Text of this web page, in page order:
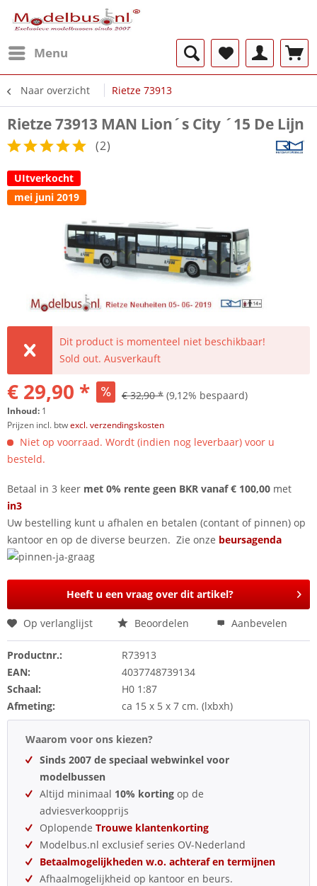
Menu
Naar overzicht Rietze 73913
Rietze 73913 MAN Lion´s City ´15 De Lijn
(2)
UItverkocht
mei juni 2019
Dit product is momenteel niet beschikbaar!
Sold out. Ausverkauft
€ 29,90 * € 32,90 * (9,12% bespaard)
Inhoud: 1
Prijzen incl. btwexcl. verzendingskosten
Niet op voorraad. Wordt (indien nog leverbaar) voor u
besteld.
Betaal in 3 keer met 0% rente geen BKR vanaf € 100,00 met
in3
Uw bestelling kunt u afhalen en betalen (contant of pinnen) op
kantoor en op de diverse beurzen. Zie onze beursagenda
Heeft u een vraag over dit artikel?
Op verlanglijst Beoordelen Aanbevelen
Productnr.:
R73913
EAN:
4037748739134
Schaal:
H0 1:87
Afmeting:
ca 15 x 5 x 7 cm. (lxbxh)
Waarom voor ons kiezen?
Sinds 2007 de speciaal webwinkel voor
modelbussen
Altijd minimaal 10% korting op de
adviesverkoopprijs
Oplopende Trouwe klantenkorting
Modelbus.nl exclusief series OV-Nederland
Betaalmogelijkheden w.o. achteraf en termijnen
Afhaalmogelijkheid op kantoor en beurs.